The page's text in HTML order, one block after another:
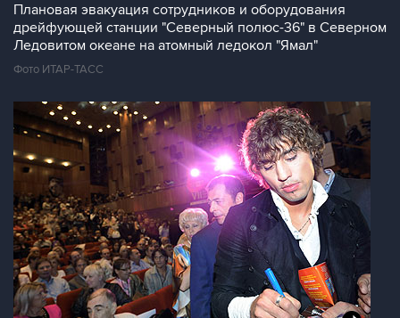
Плановая эвакуация сотрудников и оборудования
дрейфующей станции "Северный полюс-36" в Северном
Ледовитом океане на атомный ледокол "Ямал"
Фото ИТАР-ТАСС